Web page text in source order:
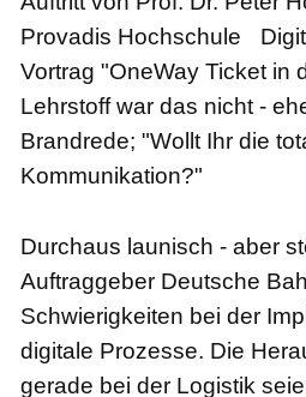
Provadis Hochschule
Vortrag "OneWay Ticket in
Lehrstoff war das nicht -
Brandrede; "Wollt Ihr die
Kommunikation?"
Durchaus launisch - aber
Auftraggeber Deutsche
Schwierigkeiten bei der
digitale Prozesse. Die
gerade bei der Logistik